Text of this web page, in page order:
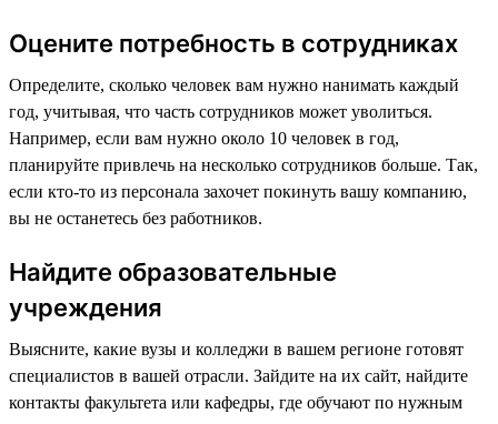
Оцените потребность в сотрудниках
Определите, сколько человек вам нужно нанимать каждый
год, учитывая, что часть сотрудников может уволиться.
Например, если вам нужно около 10 человек в год,
планируйте привлечь на несколько сотрудников больше. Так,
если кто-то из персонала захочет покинуть вашу компанию,
вы не останетесь без работников.
Найдите образовательные
учреждения
Выясните, какие вузы и колледжи в вашем регионе готовят
специалистов в вашей отрасли. Зайдите на их сайт, найдите
контакты факультета или кафедры, где обучают по нужным